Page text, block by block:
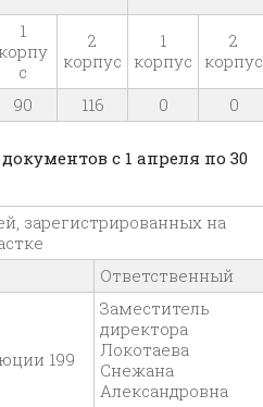
1
корпу
с
2
корпус
1
корпус
2
корпус
90 116 0 0
с 1 апреля по 30
зарегистрированных на
Ответственный
199
Заместитель
директора
Локотаева
Снежана
Александровна